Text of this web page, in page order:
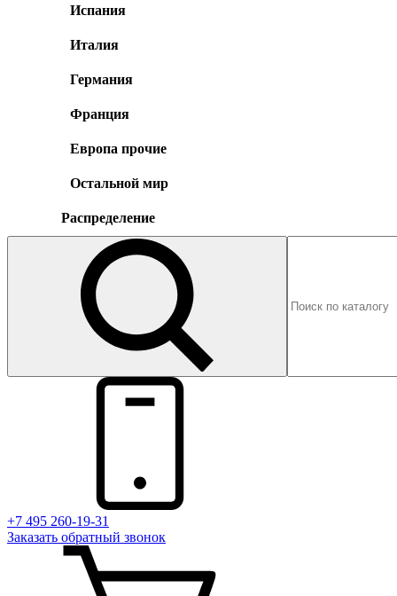
Испания
Италия
Германия
Франция
Европа прочие
Остальной мир
Распределение
+7 495 260-19-31
Заказать обратный звонок